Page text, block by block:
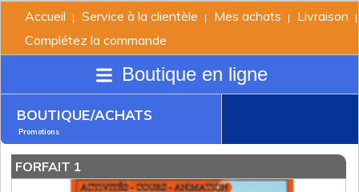
Accueil | Service à la clientèle | Mes achats | Livraison |
Complétez la commande
Boutique en ligne
BOUTIQUE/ACHATS
Promotions
FORFAIT 1